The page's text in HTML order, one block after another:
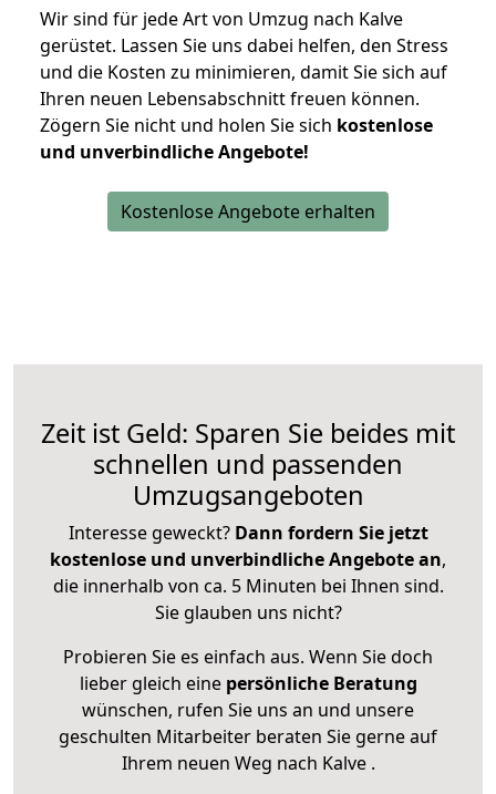
Wir sind für jede Art von Umzug nach Kalve
gerüstet. Lassen Sie uns dabei helfen, den Stress
und die Kosten zu minimieren, damit Sie sich auf
Ihren neuen Lebensabschnitt freuen können.
Zögern Sie nicht und holen Sie sich kostenlose
und unverbindliche Angebote!
Kostenlose Angebote erhalten
Zeit ist Geld: Sparen Sie beides mit
schnellen und passenden
Umzugsangeboten
Interesse geweckt? Dann fordern Sie jetzt
kostenlose und unverbindliche Angebote an,
die innerhalb von ca. 5 Minuten bei Ihnen sind.
Sie glauben uns nicht?
Probieren Sie es einfach aus. Wenn Sie doch
lieber gleich eine persönliche Beratung
wünschen, rufen Sie uns an und unsere
geschulten Mitarbeiter beraten Sie gerne auf
Ihrem neuen Weg nach Kalve .